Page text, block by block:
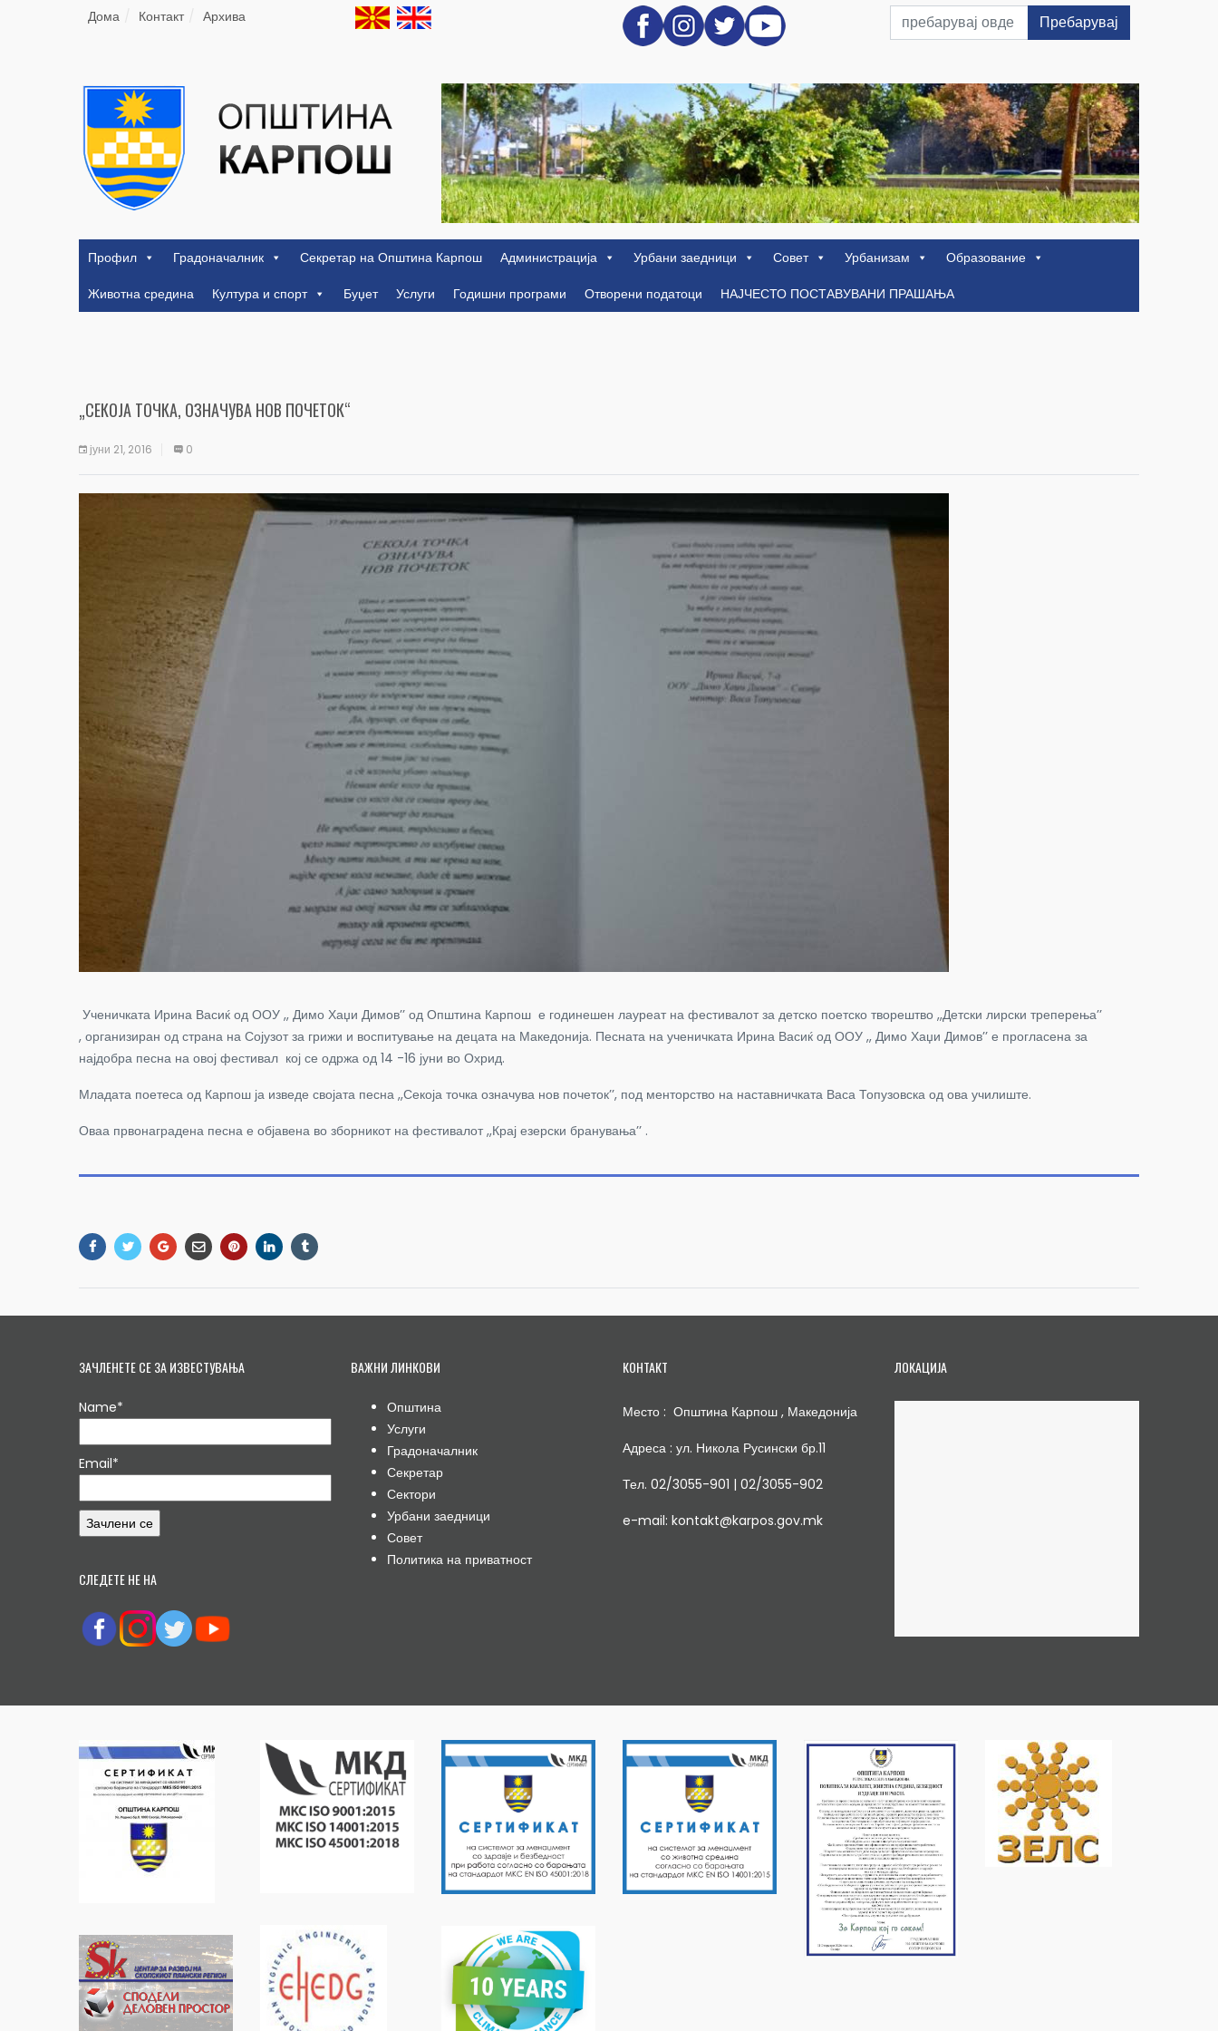
Дома Контакт Архива Пребарувај
Профил Градоначалник Секретар на Општина Карпош Администрација Урбани заедници Совет Урбанизам
Образование
Животна средина
Култура и спорт Буџет Услуги Годишни програми Отворени податоци НАЈЧЕСТО ПОСТАВУВАНИ ПРАШАЊА
„СЕКОЈА ТОЧКА, ОЗНАЧУВА НОВ ПОЧЕТОК“
јуни 21, 2016 0
Ученичката Ирина Васиќ од ООУ ,, Димо Хаџи Димов’’ од Општина Карпош е годинешен лауреат на фестивалот за детско поетско творештво ,,Детски лирски треперења’’
, организиран од страна на Сојузот за грижи и воспитување на децата на Македонија. Песната на ученичката Ирина Васиќ од ООУ ,, Димо Хаџи Димов’’ е прогласена за
најдобра песна на овој фестивал кој се одржа од 14 -16 јуни во Охрид.
Младата поетеса од Карпош ја изведе својата песна ,,Секоја точка означува нов почеток’’, под менторство на наставничката Васа Топузовска од ова училиште.
Оваа првонаградена песна е објавена во зборникот на фестивалот ,,Крај езерски бранувања’’ .
ЗАЧЛЕНЕТЕ СЕ ЗА ИЗВЕСТУВАЊА
Name*
Email*
СЛЕДЕТЕ НЕ НА
ВАЖНИ ЛИНКОВИ
Општина
Услуги
Градоначалник
Секретар
Сектори
Урбани заедници
Совет
Политика на приватност
КОНТАКТ
Место : Општина Карпош , Македонија
Адреса : ул. Никола Русински бр.11
Тел. 02/3055-901 | 02/3055-902
e-mail: kontakt@karpos.gov.mk
ЛОКАЦИЈА